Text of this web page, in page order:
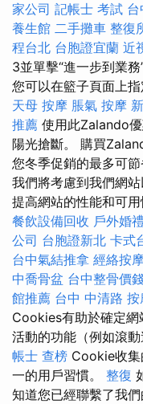
家公司 記帳士 考試
養生館 二手攤車 整復
程台北 台胞證宜蘭 近
3並單擊“進一步到業
您可以在籃子頁面上
天母 按摩 脹氣 按摩
推薦 使用此Zalando
陽光搶斷。 購買
您冬季促銷的最多可
我們將考慮到我們網
提高網站的性能和可
餐飲設備回收 戶外婚禮
公司 台胞證新北 卡式
台中氣結推拿 經絡按
中喬骨盆 台中整骨價
館推薦 台中 中清路 按
Cookies有助於確定網
活動的功能（例如滾
帳士 查榜 Cookie收集
一的用戶習慣。 整復
知道您已經聯繫了我